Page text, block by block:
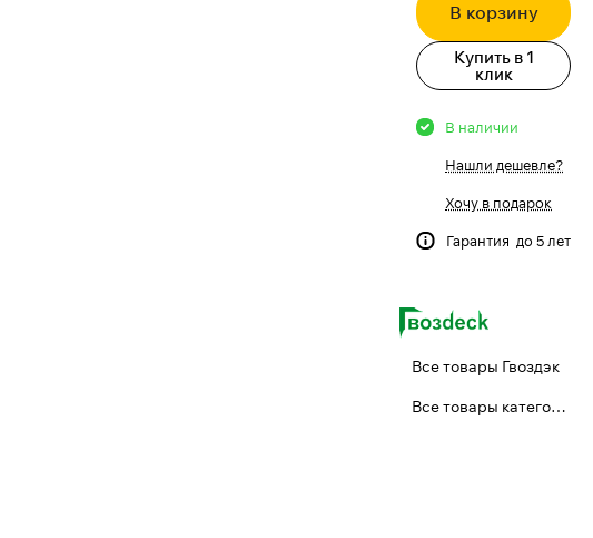
В корзину
Купить в 1
клик
В наличии
Нашли дешевле?
Хочу в подарок
Гарантия до 5 лет
Все товары Гвоздэк
Все товары категории